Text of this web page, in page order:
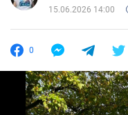
15.06.2026 14:00
0